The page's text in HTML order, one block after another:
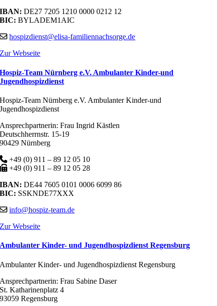
IBAN:DE27 7205 1210 0000 0212 12
BIC:BYLADEM1AIC
hospizdienst@elisa-familiennachsorge.de
Zur Webseite
Hospiz-Team Nürnberg e.V. Ambulanter Kinder-und
Jugendhospizdienst
Hospiz-Team Nürnberg e.V. Ambulanter Kinder-und
Jugendhospizdienst
Ansprechpartnerin: Frau Ingrid Kästlen
Deutschherrnstr. 15-19
90429 Nürnberg
+49 (0) 911 – 89 12 05 10
+49 (0) 911 – 89 12 05 28
IBAN:DE44 7605 0101 0006 6099 86
BIC: SSKNDE77XXX
info@hospiz-team.de
Zur Webseite
Ambulanter Kinder- und Jugendhospizdienst Regensburg
Ambulanter Kinder- und Jugendhospizdienst Regensburg
Ansprechpartnerin: Frau Sabine Daser
St. Katharinenplatz 4
93059 Regensburg